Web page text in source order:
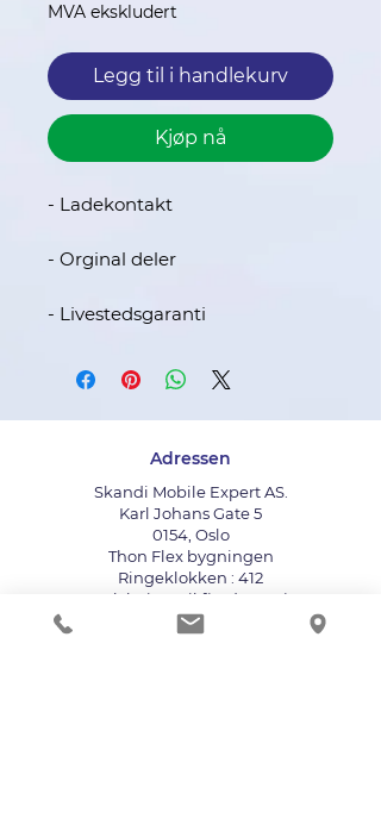
MVA ekskludert
Legg til i handlekurv
Kjøp nå
- Ladekontakt
- Orginal deler
- Livestedsgaranti
Adressen
Skandi Mobile Expert AS.
Karl Johans Gate 5
0154, Oslo
Thon Flex bygningen
Ringeklokken : 412
Bruk heisen til fjerde etasje
info@mobileexpert.no